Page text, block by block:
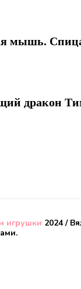
мышь.
дракон
игрушки 2024 /